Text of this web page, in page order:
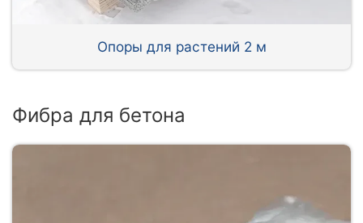
Опоры для растений 2 м
Фибра для бетона